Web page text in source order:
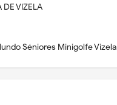
DE VIZELA
Séniores Minigolfe Vizela